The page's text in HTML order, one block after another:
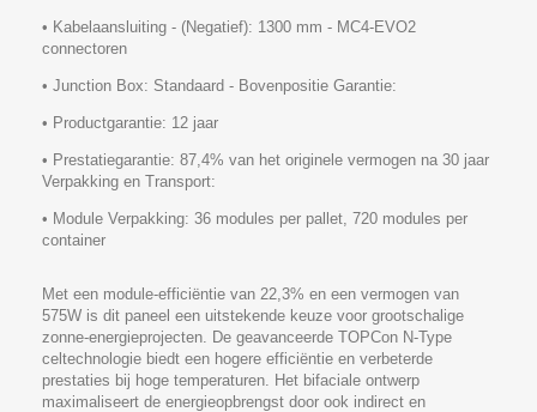
• Kabelaansluiting - (Negatief): 1300 mm - MC4-EVO2
connectoren
• Junction Box: Standaard - Bovenpositie Garantie:
• Productgarantie: 12 jaar
• Prestatiegarantie: 87,4% van het originele vermogen na 30 jaar
Verpakking en Transport:
• Module Verpakking: 36 modules per pallet, 720 modules per
container
Met een module-efficiëntie van 22,3% en een vermogen van
575W is dit paneel een uitstekende keuze voor grootschalige
zonne-energieprojecten. De geavanceerde TOPCon N-Type
celtechnologie biedt een hogere efficiëntie en verbeterde
prestaties bij hoge temperaturen. Het bifaciale ontwerp
maximaliseert de energieopbrengst door ook indirect en